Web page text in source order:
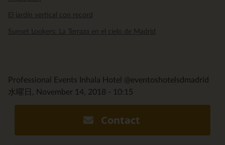
El jardín vertical con record
Sunset Lookers: La Terraza en el cielo de Madrid
Professional Events Inhala Hotel @eventoshotelsdmadrid
水曜日, November 14, 2018 - 10:15
Contact